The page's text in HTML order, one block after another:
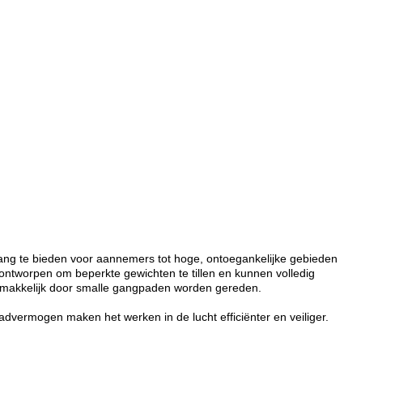
te bieden voor aannemers tot hoge, ontoegankelijke gebieden
om beperkte gewichten te tillen en kunnen volledig
door smalle gangpaden worden gereden.
maken het werken in de lucht efficiënter en veiliger.